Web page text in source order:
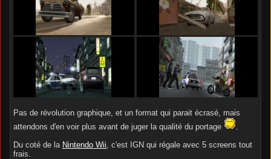
Pas de révolution graphique, et un format qui parait écrasé, mais
attendons d'en voir plus avant de juger la qualité du portage
Du coté de la Nintendo Wii , c'est IGN qui régale avec 5 screens tout
frais.